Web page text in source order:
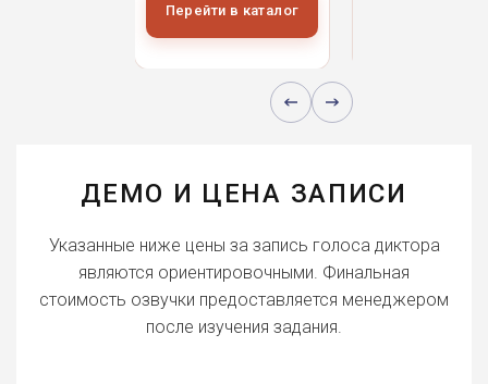
Перейти в каталог
ДЕМО И ЦЕНА ЗАПИСИ
Указанные ниже цены за запись голоса диктора
являются ориентировочными. Финальная
стоимость озвучки предоставляется менеджером
после изучения задания.